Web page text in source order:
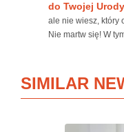
do Twojej Urody
ale nie wiesz, który
Nie martw się! W
SIMILAR